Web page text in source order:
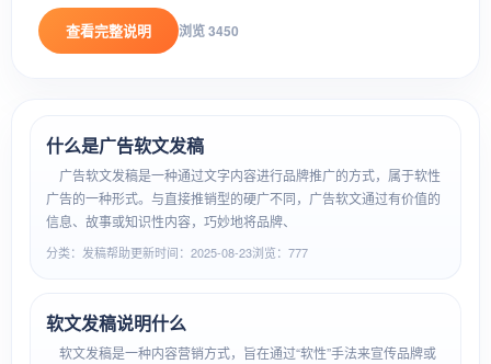
查看完整说明 浏览 3450
什么是广告软文发稿
广告软文发稿是一种通过文字内容进行品牌推广的方式，属于软性
广告的一种形式。与直接推销型的硬广不同，广告软文通过有价值的
信息、故事或知识性内容，巧妙地将品牌、
分类：发稿帮助更新时间：2025-08-23浏览：777
软文发稿说明什么
软文发稿是一种内容营销方式，旨在通过“软性”手法来宣传品牌或